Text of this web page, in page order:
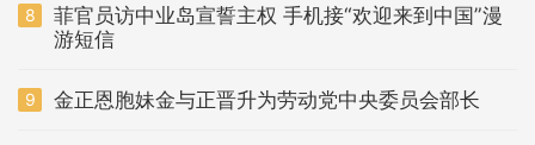
8
菲官员访中业岛宣誓主权 手机接“欢迎来到中国”漫
游短信
9 金正恩胞妹金与正晋升为劳动党中央委员会部长